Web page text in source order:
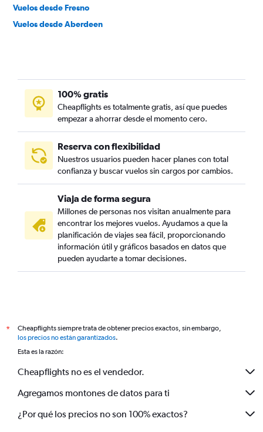
Vuelos desde Fresno
Vuelos desde Aberdeen
100% gratis
Cheapflights es totalmente gratis, así que puedes
empezar a ahorrar desde el momento cero.
Reserva con flexibilidad
Nuestros usuarios pueden hacer planes con total
confianza y buscar vuelos sin cargos por cambios.
Viaja de forma segura
Millones de personas nos visitan anualmente para
encontrar los mejores vuelos. Ayudamos a que la
planificación de viajes sea fácil, proporcionando
información útil y gráficos basados en datos que
pueden ayudarte a tomar decisiones.
*
Cheapflights siempre trata de obtener precios exactos, sin embargo,
los precios no están garantizados.
Esta es la razón:
Cheapflights no es el vendedor.
Agregamos montones de datos para ti
¿Por qué los precios no son 100% exactos?